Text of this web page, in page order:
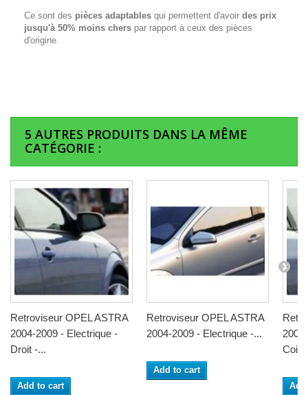
Ce sont des pièces adaptables qui permettent d'avoir des prix
jusqu'à 50% moins chers par rapport à ceux des pièces
d'origine.
5 AUTRES PRODUITS DANS LA MÊME
CATÉGORIE :
Retroviseur OPEL ASTRA
2004-2009 - Electrique -
Droit -...
Add to cart
Retroviseur OPEL ASTRA
2004-2009 - Electrique -...
Add to cart